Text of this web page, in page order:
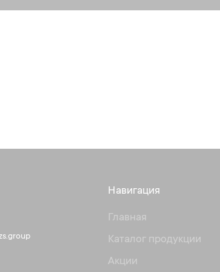
Навигация
Главная
Каталог продукции
Акции